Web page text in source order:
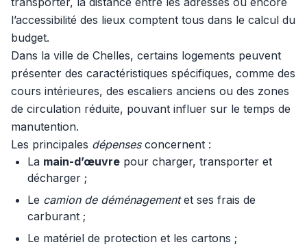
l’accessibilité des lieux comptent tous dans le calcul du
budget.
Dans la ville de Chelles, certains logements peuvent
présenter des caractéristiques spécifiques, comme des
cours intérieures, des escaliers anciens ou des zones
de circulation réduite, pouvant influer sur le temps de
manutention.
Les principales dépensesconcernent :
La main-d’œuvre pour charger, transporter et
décharger ;
Le camion de déménagementet ses frais de
carburant ;
Le matériel de protection et les cartons ;